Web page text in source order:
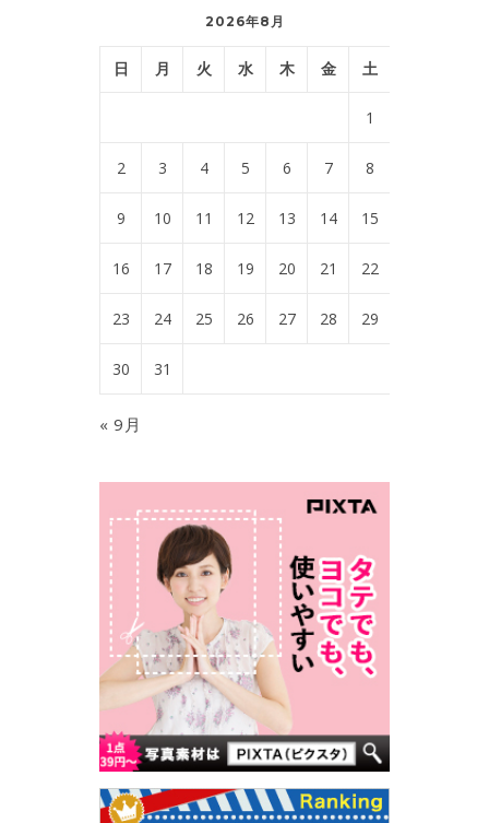
2026年8月
日 月 火 水 木 金 土
1
2 3 4 5 6 7 8
9 10 11 12 13 14 15
16 17 18 19 20 21 22
23 24 25 26 27 28 29
30 31
« 9月